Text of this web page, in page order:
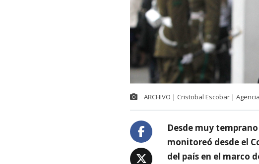
ARCHIVO | Cristobal Escobar |
Desde muy
monitoreó desde el
del país en el marco